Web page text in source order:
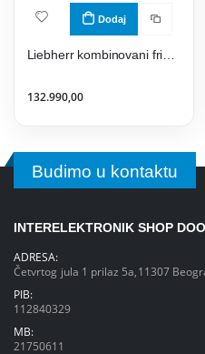
Dodaj
Liebherr kombinovani frižider CNgwc 5723
132.990,00
Budimo u kontaktu
INTERELEKTRONIK SHOP DOO
ADRESA:
Četvrtog jula 1 prilaz 5a,11307
PIB:
112840329
MB:
21750611